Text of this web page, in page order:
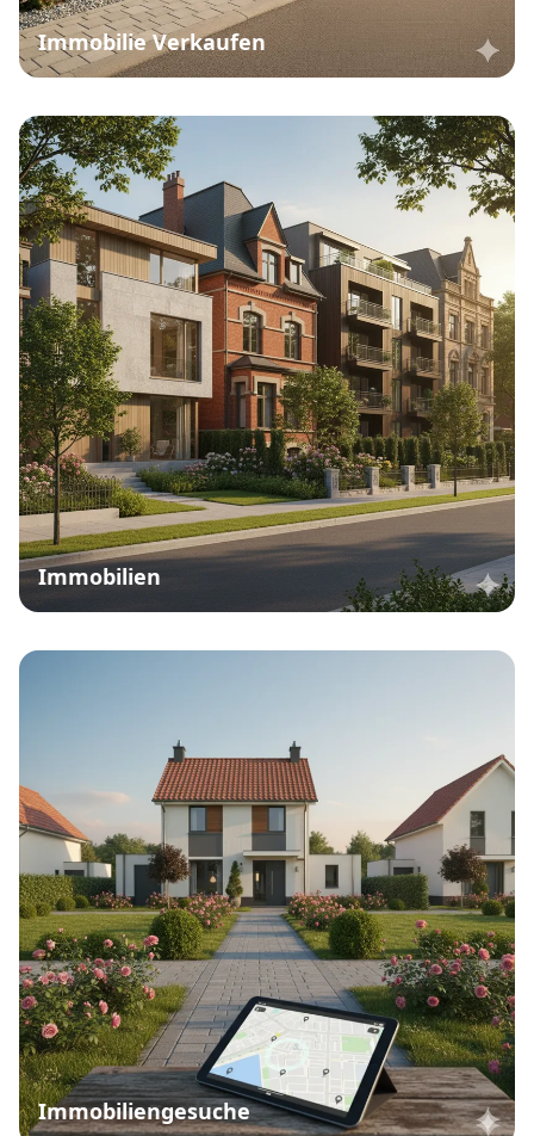
Immobilie Verkaufen
Immobilien
Immobiliengesuche